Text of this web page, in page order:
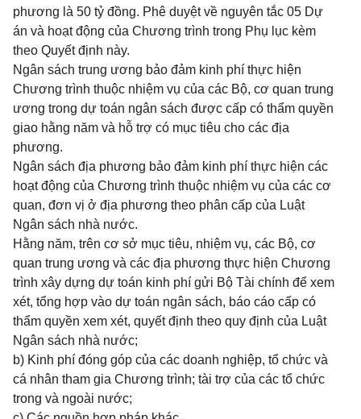
phương là 50 tỷ đồng. Phê duyệt về nguyên tắc 05 Dự
án và hoạt động của Chương trình trong Phụ lục kèm
theo Quyết định này.
Ngân sách trung ương bảo đảm kinh phí thực hiện
Chương trình thuộc nhiệm vụ của các Bộ, cơ quan trung
ương trong dự toán ngân sách được cấp có thẩm quyền
giao hằng năm và hỗ trợ có mục tiêu cho các địa
phương.
Ngân sách địa phương bảo đảm kinh phí thực hiện các
hoạt động của Chương trình thuộc nhiệm vụ của các cơ
quan, đơn vị ở địa phương theo phân cấp của Luật
Ngân sách nhà nước.
Hằng năm, trên cơ sở mục tiêu, nhiệm vụ, các Bộ, cơ
quan trung ương và các địa phương thực hiện Chương
trình xây dựng dự toán kinh phí gửi Bộ Tài chính để xem
xét, tổng hợp vào dự toán ngân sách, báo cáo cấp có
thẩm quyền xem xét, quyết định theo quy định của Luật
Ngân sách nhà nước;
b) Kinh phí đóng góp của các doanh nghiệp, tổ chức và
cá nhân tham gia Chương trình; tài trợ của các tổ chức
trong và ngoài nước;